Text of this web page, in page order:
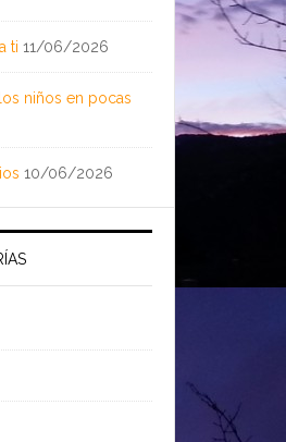
ti 11/06/2026
niños en pocas
10/06/2026